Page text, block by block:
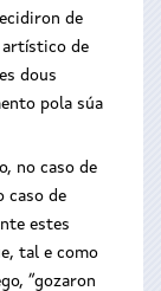
de
artístico de
dous
pola súa
no caso de
caso de
estes
tal e como
“gozaron